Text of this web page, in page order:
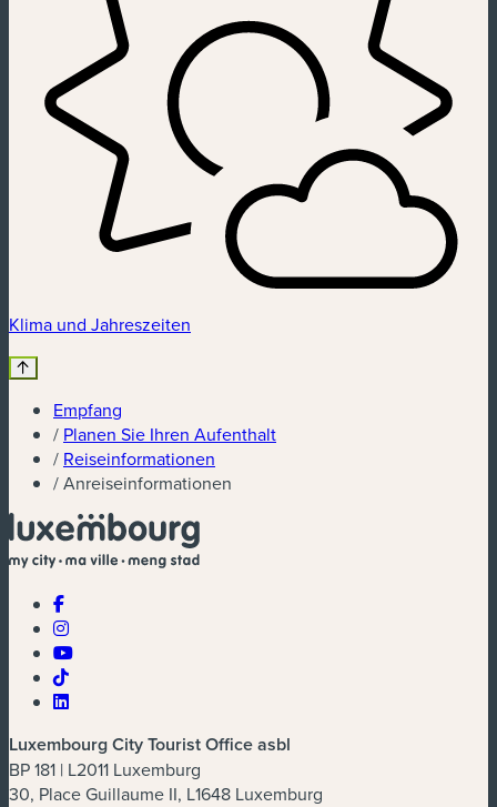
Klima und Jahreszeiten
Empfang
/ Planen Sie Ihren Aufenthalt
/ Reiseinformationen
/Anreiseinformationen
Luxembourg City Tourist Office asbl
BP 181 | L2011 Luxemburg
30, Place Guillaume II, L1648 Luxemburg